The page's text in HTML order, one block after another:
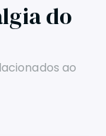
do
ao